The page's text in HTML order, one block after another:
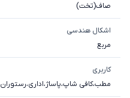
صاف(تخت)
اشکال هندسی
مربع
کاربری
مطب،کافی شاپ،پاساژ،اداری،رستوران